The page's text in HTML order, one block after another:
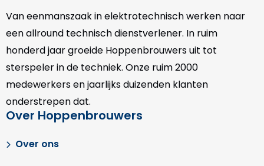
Van eenmanszaak in elektrotechnisch werken naar
een allround technisch dienstverlener. In ruim
honderd jaar groeide Hoppenbrouwers uit tot
sterspeler in de techniek. Onze ruim 2000
medewerkers en jaarlijks duizenden klanten
onderstrepen dat.
Over Hoppenbrouwers
Over ons